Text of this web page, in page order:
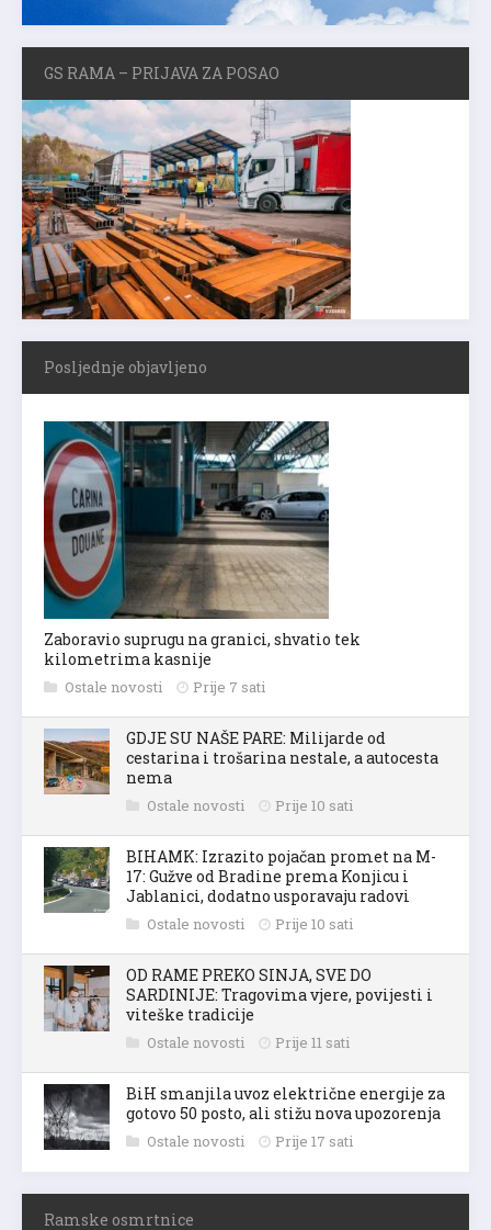
GS RAMA – PRIJAVA ZA POSAO
Posljednje objavljeno
Zaboravio suprugu na granici, shvatio tek
kilometrima kasnije
Ostale novosti Prije 7 sati
GDJE SU NAŠE PARE: Milijarde od
cestarina i trošarina nestale, a autocesta
nema
Ostale novosti Prije 10 sati
BIHAMK: Izrazito pojačan promet na M-
17: Gužve od Bradine prema Konjicu i
Jablanici, dodatno usporavaju radovi
Ostale novosti Prije 10 sati
OD RAME PREKO SINJA, SVE DO
SARDINIJE: Tragovima vjere, povijesti i
viteške tradicije
Ostale novosti Prije 11 sati
BiH smanjila uvoz električne energije za
gotovo 50 posto, ali stižu nova upozorenja
Ostale novosti Prije 17 sati
Ramske osmrtnice